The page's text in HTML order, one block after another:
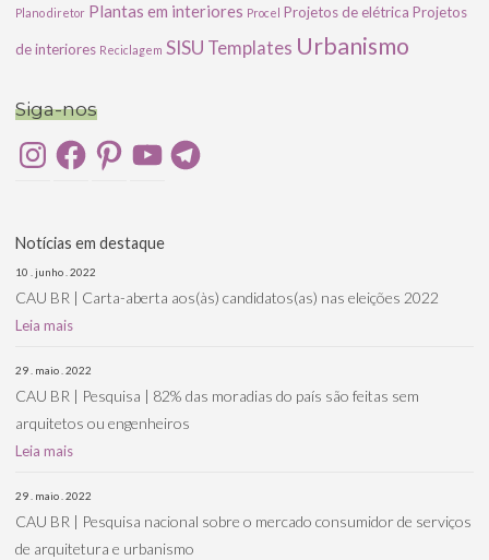
Plano diretor Plantas em interiores Procel Projetos de elétrica Projetos
de interiores Reciclagem SISU Templates Urbanismo
Siga-nos
InstagramFacebookPinterestYouTubeTelegram
Notícias em destaque
10 . junho . 2022
CAU BR | Carta-aberta aos(às) candidatos(as) nas eleições 2022
Leia mais
29 . maio . 2022
CAU BR | Pesquisa | 82% das moradias do país são feitas sem
arquitetos ou engenheiros
Leia mais
29 . maio . 2022
CAU BR | Pesquisa nacional sobre o mercado consumidor de serviços
de arquitetura e urbanismo